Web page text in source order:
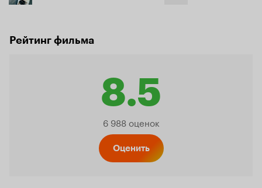
Рейтинг фильма
8.5
Рейтинг
6 988 оценок
Оценить